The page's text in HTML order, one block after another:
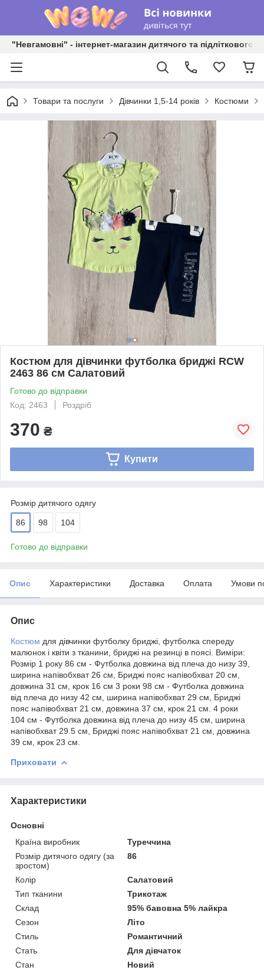
"Невгамовні" - інтернет-магазин дитячого та підліткового
Товари та послуги Дівчинки 1,5-14 років Костюми
Костюм для дівчинки футболка бриджі RCW
2463 86 см Салатовий
Готово до відправки
Код: 2463
Роздріб
370 ₴
Купити
Розмір дитячого одягу
86 98 104
Готово до відправки
Опис Характеристики Доставка Оплата Умови
Опис
Костюм для дівчинки футболку бриджі, футболка спереду
малюнок і квіти з тканини, бриджі на резинці в поясі. Виміри:
Розмір 1 року 86 см - Футболка довжина від плеча до низу 39,
ширина напівобхват 26 см, Бриджі пояс напівобхват 20 см,
довжина 31 см, крок 16 см 3 роки 98 см - Футболка довжина
від плеча до низу 42 см, ширина напівобхват 29 см, Бриджі
пояс напівобхват 21 см, довжина 37 см, крок 21 см. 4 роки
104 см - Футболка довжина від плеча до низу 45 см, ширина
напівобхват 29.5 см, Бриджі пояс напівобхват 21 см, довжина
39 см, крок 23 см.
Приховати
Характеристики
Основні
Країна виробник
Туреччина
Розмір дитячого одягу (за
зростом)
86
Колір
Салатовий
Тип тканини
Трикотаж
Склад
95% бавовна 5% лайкра
Сезон
Літо
Стиль
Романтичний
Стать
Для дівчаток
Стан
Новий